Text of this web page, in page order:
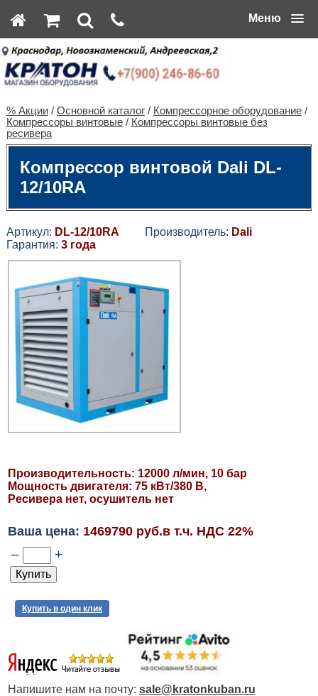
Меню
% Акции/ Основной каталог/ Компрессорное оборудование/
Компрессоры винтовые/ Компрессоры винтовые без
ресивера
Компрессор винтовой Dali DL-
12/10RA
Артикул: DL-12/10RA Производитель: Dali
Гарантия: 3 года
Производительность: 12000 л/мин, 10 бар
Мощность двигателя: 75 кВт/380 В,
Ресивера нет, осушитель нет
Ваша цена: 1469790 руб.в т.ч. НДС 22%
– +
Купить в один клик
Напишите нам на почту: sale@kratonkuban.ru